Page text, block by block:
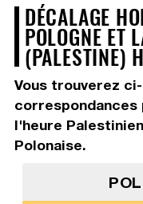
DÉCALAGE
POLOGNE ET
(PALESTINE)
Vous trouverez
correspondances
l'heure
Polonaise.